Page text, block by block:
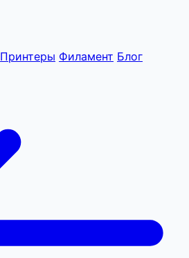
Принтеры Филамент Блог